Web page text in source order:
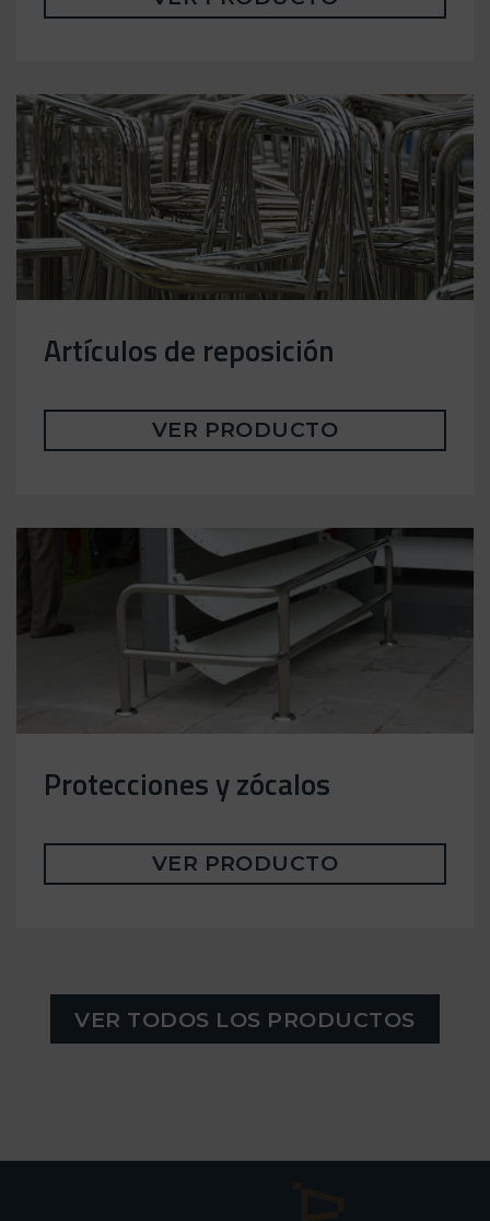
Artículos de reposición
VER PRODUCTO
Protecciones y zócalos
VER PRODUCTO
VER TODOS LOS PRODUCTOS